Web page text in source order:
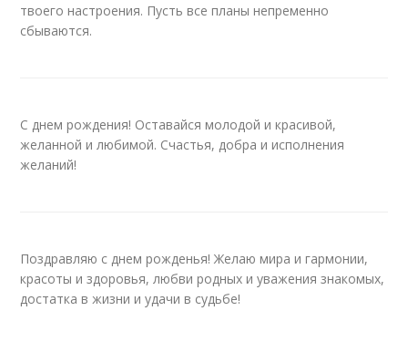
твоего настроения. Пусть все планы непременно
сбываются.
С днем рождения! Оставайся молодой и красивой,
желанной и любимой. Счастья, добра и исполнения
желаний!
Поздравляю с днем рожденья! Желаю мира и гармонии,
красоты и здоровья, любви родных и уважения знакомых,
достатка в жизни и удачи в судьбе!